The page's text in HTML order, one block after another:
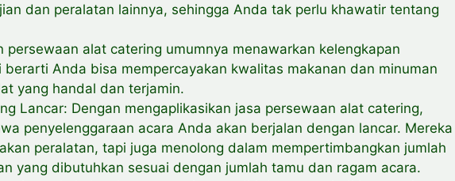
dan peralatan lainnya, sehingga Anda tak perlu khawatir tentang
persewaan alat catering umumnya menawarkan kelengkapan
berarti Anda bisa mempercayakan kwalitas makanan dan minuman
yang handal dan terjamin.
Lancar: Dengan mengaplikasikan jasa persewaan alat catering,
penyelenggaraan acara Anda akan berjalan dengan lancar. Mereka
peralatan, tapi juga menolong dalam mempertimbangkan jumlah
yang dibutuhkan sesuai dengan jumlah tamu dan ragam acara.